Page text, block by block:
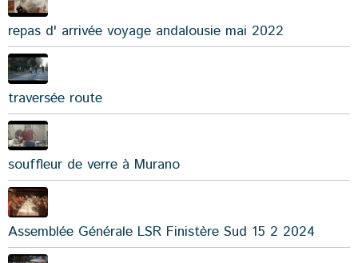
repas d' arrivée voyage andalousie mai 2022
traversée route
souffleur de verre à Murano
Assemblée Générale LSR Finistère Sud 15 2 2024